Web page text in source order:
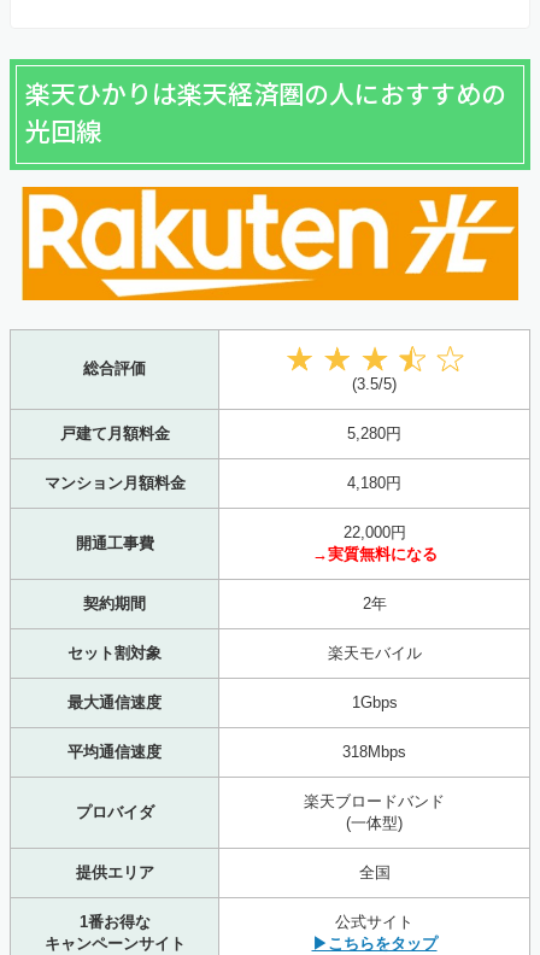
楽天ひかりは楽天経済圏の人におすすめの
光回線
総合評価
(3.5/5)
戸建て月額料金 5,280円
マンション月額料金 4,180円
開通工事費
22,000円
→実質無料になる
契約期間 2年
セット割対象 楽天モバイル
最大通信速度 1Gbps
平均通信速度 318Mbps
プロバイダ
楽天ブロードバンド
(一体型)
提供エリア 全国
1番お得な
キャンペーンサイト
公式サイト
▶こちらをタップ